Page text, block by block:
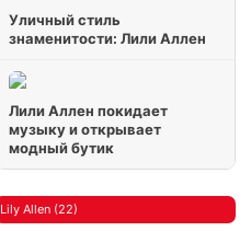
Уличный стиль
знаменитости: Лили Аллен
Лили Аллен покидает
музыку и открывает
модный бутик
Lily Allen (22)